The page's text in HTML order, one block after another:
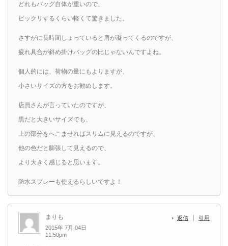
どれもバッグ自体が重いので、
ビックリするくらい軽くて驚きました。
さすがに長時間しょっていると肩が凝ってくるのですが、
疲れ具合が斜め掛けバッグの比じゃないんですよね。
個人的には、荷物の量にもよりますが、
小さいサイズの方をお勧めします。
店員さんが言っていたのですが、
黒だと大きいサイズでも、
上の部分をへこませればスリムに見えるのですが、
他の色だと膨張して見えるので、
より大きく感じると思います。
防水スプレーも使えるらしいですよ！
まりも
2015年 7月 04日
11:50pm
返信 引用